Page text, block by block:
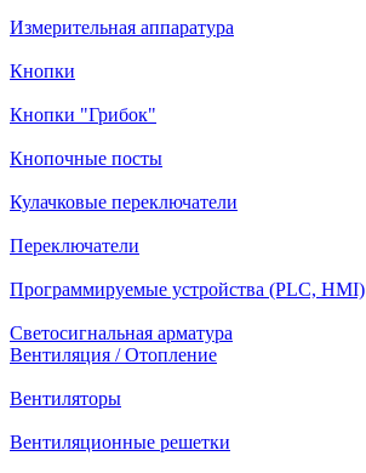
Измерительная аппаратура
Кнопки
Кнопки "Грибок"
Кнопочные посты
Кулачковые переключатели
Переключатели
Программируемые устройства (PLC, HMI)
Светосигнальная арматура
Вентиляция / Отопление
Вентиляторы
Вентиляционные решетки